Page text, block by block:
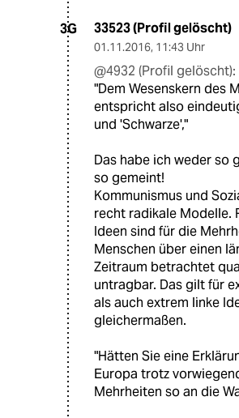
3G 33523 (Profil gelöscht)
01.11.2016, 11:43 Uhr
@4932 (Profil gelöscht):
"Dem Wesenskern des
entspricht also
und 'Schwarze',"
Das habe ich weder so
so gemeint!
Kommunismus und
recht radikale Modelle.
Ideen sind für die
Menschen über einen
Zeitraum betrachtet
untragbar. Das gilt für
als auch extrem linke
gleichermaßen.
"Hätten Sie eine
Europa trotz
Mehrheiten so an die